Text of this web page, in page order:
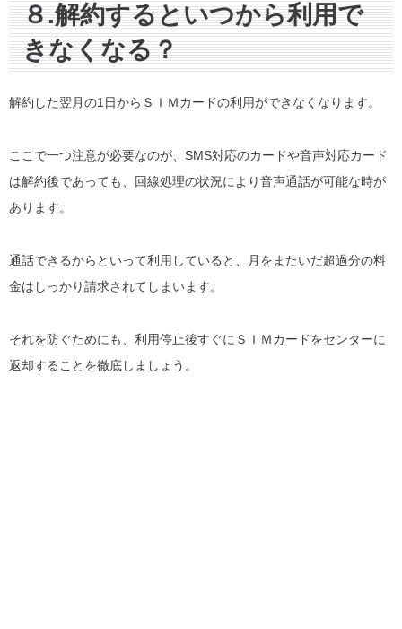
８.解約するといつから利用で
きなくなる？
解約した翌月の1日からＳＩＭカードの利用ができなくなります。
ここで一つ注意が必要なのが、SMS対応のカードや音声対応カード
は解約後であっても、回線処理の状況により音声通話が可能な時が
あります。
通話できるからといって利用していると、月をまたいだ超過分の料
金はしっかり請求されてしまいます。
それを防ぐためにも、利用停止後すぐにＳＩＭカードをセンターに
返却することを徹底しましょう。